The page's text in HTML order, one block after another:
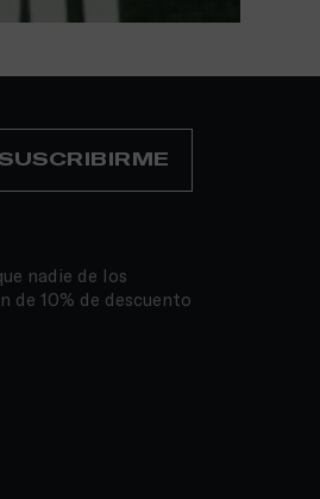
nadie de los
de 10% de descuento